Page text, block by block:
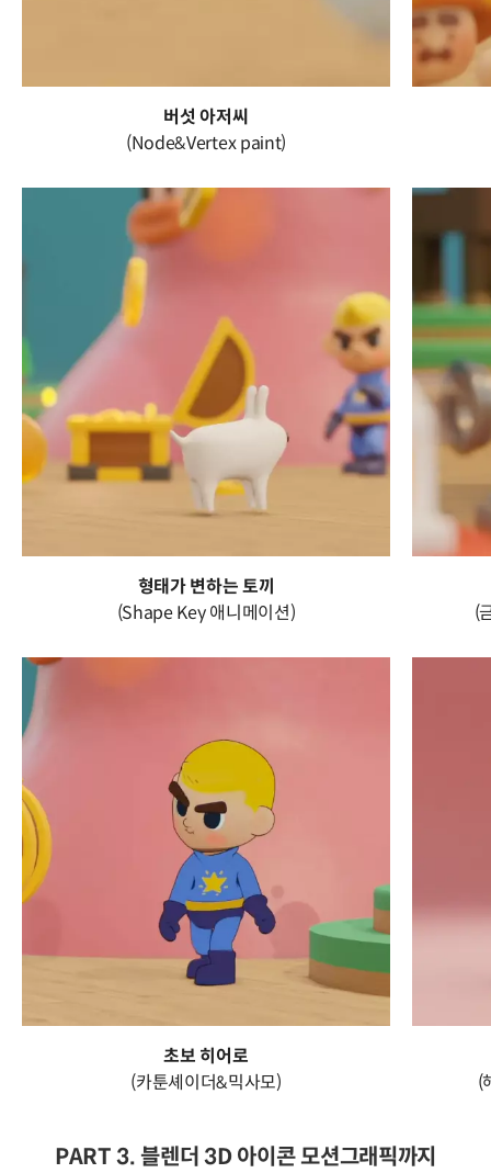
버섯 아저씨
(Node&Vertex paint)
형태가 변하는 토끼
(Shape Key 애니메이션)
(
초보 히어로
(카툰셰이더&믹사모)
(
PART 3. 블렌더 3D 아이콘 모션그래픽까지